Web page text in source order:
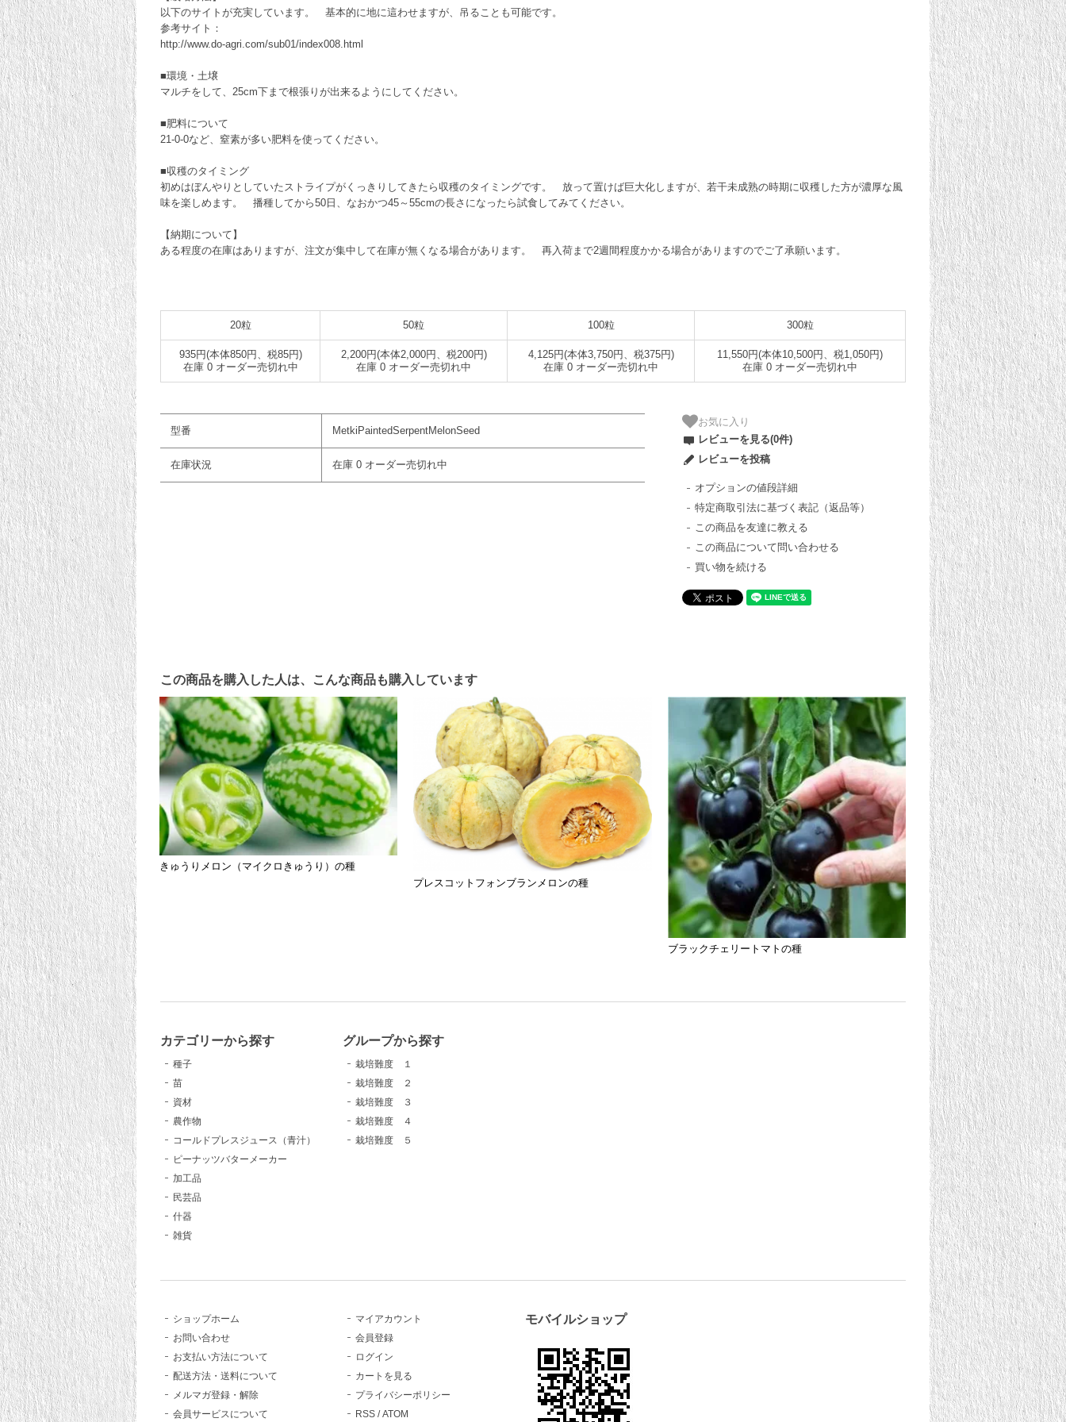
以下のサイトが充実しています。 基本的に地に這わせますが、吊ることも可能です。
参考サイト：
http://www.do-agri.com/sub01/index008.html
■環境・土壌
マルチをして、25cm下まで根張りが出来るようにしてください。
■肥料について
21-0-0など、窒素が多い肥料を使ってください。
■収穫のタイミング
初めはぼんやりとしていたストライプがくっきりしてきたら収穫のタイミングです。 放って置けば巨大化しますが、若干未成熟の時期に収穫した方が濃厚な風
味を楽しめます。 播種してから50日、なおかつ45～55cmの長さになったら試食してみてください。
【納期について】
ある程度の在庫はありますが、注文が集中して在庫が無くなる場合があります。 再入荷まで2週間程度かかる場合がありますのでご了承願います。
20粒 50粒 100粒 300粒
935円(本体850円、税85円)
在庫 0 オーダー売切れ中
2,200円(本体2,000円、税200円)
在庫 0 オーダー売切れ中
4,125円(本体3,750円、税375円)
在庫 0 オーダー売切れ中
11,550円(本体10,500円、税1,050円)
在庫 0 オーダー売切れ中
型番 MetkiPaintedSerpentMelonSeed
在庫状況 在庫 0 オーダー売切れ中
お気に入り
レビューを見る(0件)
レビューを投稿
オプションの値段詳細
特定商取引法に基づく表記（返品等）
この商品を友達に教える
この商品について問い合わせる
買い物を続ける
この商品を購入した人は、こんな商品も購入しています
きゅうりメロン（マイクロきゅうり）の種
プレスコットフォンブランメロンの種
ブラックチェリートマトの種
カテゴリーから探す
種子
苗
資材
農作物
コールドプレスジュース（青汁）
ピーナッツバターメーカー
加工品
民芸品
什器
雑貨
グループから探す
栽培難度 １
栽培難度 ２
栽培難度 ３
栽培難度 ４
栽培難度 ５
ショップホーム
お問い合わせ
お支払い方法について
配送方法・送料について
メルマガ登録・解除
会員サービスについて
マイアカウント
会員登録
ログイン
カートを見る
プライバシーポリシー
RSS /ATOM
モバイルショップ